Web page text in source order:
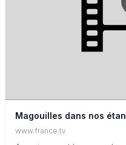
Magouilles dans nos
www.france.tv